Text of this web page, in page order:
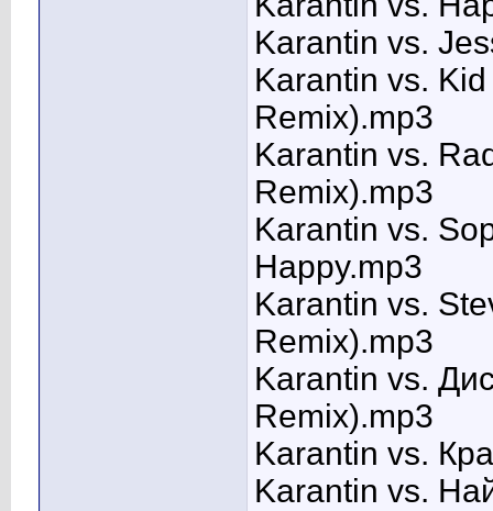
Karantin vs.
Karantin vs.
Remix).mp3
Karantin vs.
Remix).mp3
Karantin vs.
Happy.mp3
Karantin vs.
Remix).mp3
Karantin vs.
Remix).mp3
Karantin vs.
Karantin vs.